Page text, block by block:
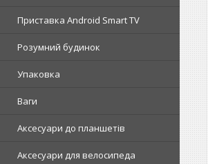
Приставка Android Smart TV
Розумний будинок
Упаковка
Ваги
Аксесуари до планшетів
Аксесуари для велосипеда